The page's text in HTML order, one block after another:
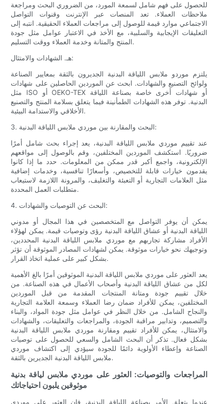
للحصول على فهم شامل لسمعة المورد، من الضروري البحث ومراجعة
ملاحظات العملاء. تعد المنصات عبر الإنترنت وقنوات التواصل
الاجتماعي موارد قيمة للوصول إلى مراجعات العملاء الحقيقية. انتبه إلى
التعليقات الإيجابية والسلبية، مع الأخذ في الاعتبار عوامل مثل جودة
المنتج والمتانة وخدمة العملاء ووقت التسليم.
هـ. الشهادات والامتثال:
يلتزم موردو ملابس اللياقة البدنية الجديرون بالثقة بمعايير الصناعة
ولوائح التصنيع والشهادات. ابحث عن الموردين الحاصلين على شهادات
مثل ISO أو OEKO-TEX أو شهادات أخرى خاصة بصناعة اللياقة
البدنية. توفر هذه الشهادات الطمأنينة فيما يتعلق بسلامة المنتج والتصنيع
الأخلاقي والاستدامة البيئية.
3. البحث والمقارنة بين موردي ملابس اللياقة البدنية:
عند تقييم موردي ملابس اللياقة البدنية، يعد إجراء بحث شامل أمرًا
ضروريًا. استكشف الموردين المختلفين، وقم بالوصول إلى مواقعهم
الإلكترونية، واجمع أكبر قدر ممكن من المعلومات. حدد ما إذا كانوا
يقدمون خيارات قابلة للتخصيص، وأسعارًا تنافسية، وخدمات إضافية
مثل العلامات التجارية أو التعبئة والتغليف، والمرونة اللازمة لاستيعاب
متطلبات العمل المحددة.
4. البحث عن التوصيات والشهادات:
يمكن أن يوفر التواصل مع المتخصصين في هذا المجال أو مدوني
اللياقة البدنية أو عشاق اللياقة البدنية رؤى وتوصيات قيمة. يمكن لهؤلاء
الأفراد مشاركة تجاربهم مع موردي ملابس اللياقة البدنية المحددين،
وتوجيهك نحو خيارات موثوقة. يمكن لشهادات المصادر الموثوقة أن تؤثر
بشكل كبير على عملية اتخاذ القرار.
يعد العثور على موردي ملابس اللياقة البدنية الموثوقين أمرًا بالغ الأهمية
لكل من عشاق اللياقة البدنية وأصحاب الأعمال في هذه الصناعة. من
خلال تقييم جودة ومتانة المنتجات المقدمة من قبل الموردين
المختلفين، يمكن للأفراد ضمان رضا العملاء وسمعة العلامة التجارية
والنجاح الشامل. من خلال النظر في عوامل مثل جودة المواد، والبناء
والتصميم، وتدابير مراقبة الجودة، والمراجعات والتعليقات، والشهادات
والامتثال، يمكن للأفراد تقييم ومقارنة موردي ملابس اللياقة البدنية
بشكل فعال. تذكر أن البحث الشامل والسعي للحصول على توصيات
الصناعة وإعطاء الأولوية دائمًا للجودة سيؤدي إلى اكتشاف موردي
ملابس اللياقة البدنية الجديرين بالثقة.
المراجعات والتوصيات: العثور على موردي ملابس لياقة بدنية
موثوقين يلبون احتياجاتك
عندما يتعلق الأمر بصناعة اللياقة البدنية، فإن العثور على موردي